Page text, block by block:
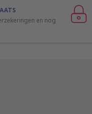
en nog